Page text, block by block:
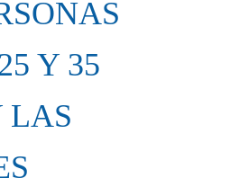
Y 35
LAS